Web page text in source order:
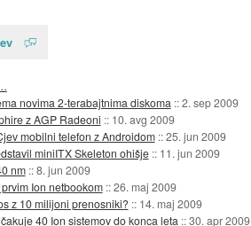
novima 2-terabajtnima diskoma ::2. sep 2009
z AGP Radeoni :: 10. avg 2009
mobilni telefon z Androidom ::25. jun 2009
miniITX Skeleton ohišje :: 11. jun 2009
nm ::8. jun 2009
Ion netbookom ::26. maj 2009
z 10 milijoni prenosniki? :: 14. maj 2009
40 Ion sistemov do konca leta ::30. apr 2009